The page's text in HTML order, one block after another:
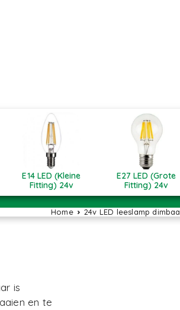
E14 LED (Kleine
Fitting) 24v
E27 LED (Grote
Fitting) 24v
Home 24v LED leeslamp
is
en te